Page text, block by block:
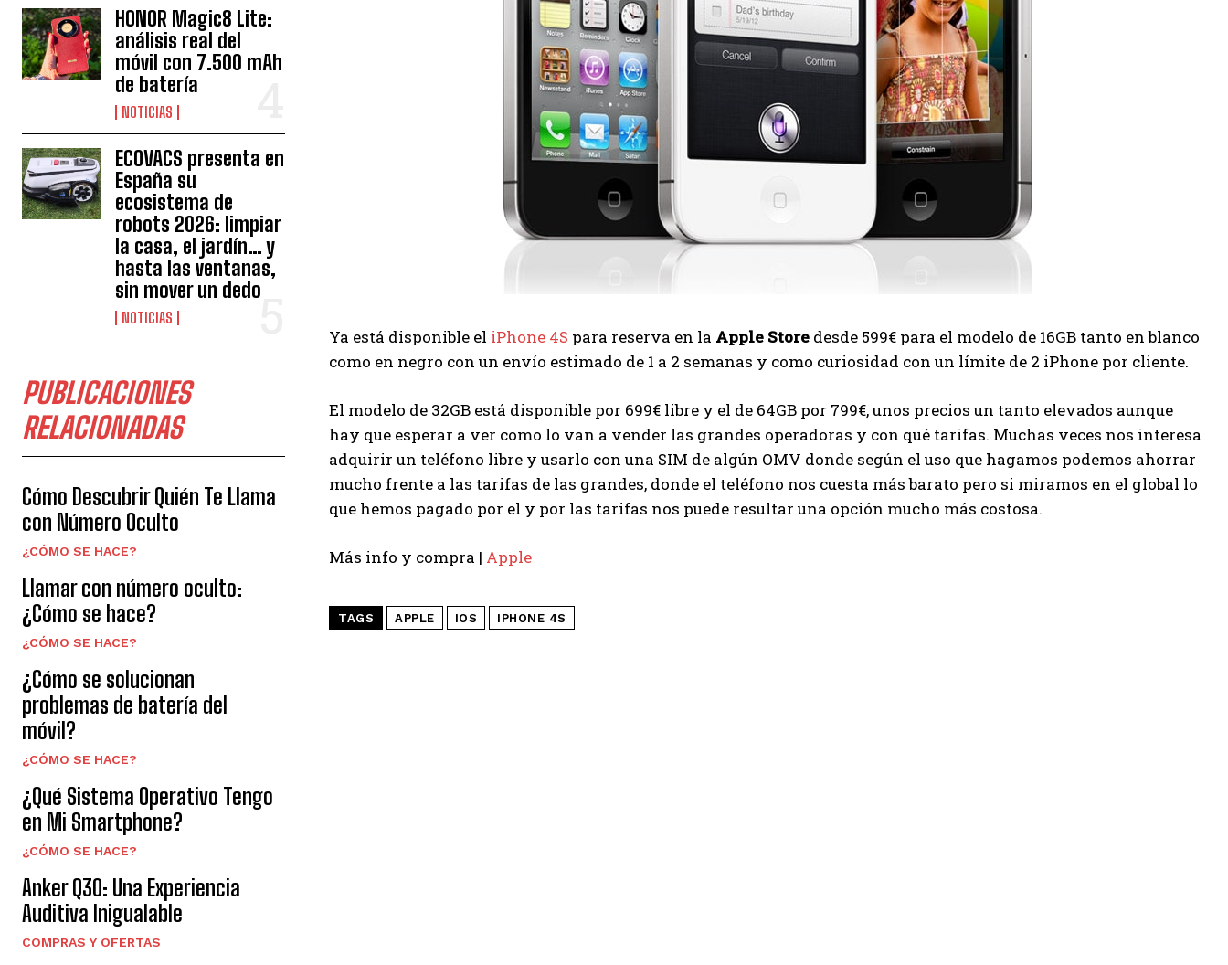
HONOR Magic8 Lite:
análisis real del
móvil con 7.500 mAh
de batería
NOTICIAS
ECOVACS presenta en
España su
ecosistema de
robots 2026: limpiar
la casa, el jardín… y
hasta las ventanas,
sin mover un dedo
NOTICIAS
PUBLICACIONES
RELACIONADAS
Cómo Descubrir Quién Te Llama
con Número Oculto
¿CÓMO SE HACE?
Llamar con número oculto:
¿Cómo se hace?
¿CÓMO SE HACE?
¿Cómo se solucionan
problemas de batería del
móvil?
¿CÓMO SE HACE?
¿Qué Sistema Operativo Tengo
en Mi Smartphone?
¿CÓMO SE HACE?
Anker Q30: Una Experiencia
Auditiva Inigualable
COMPRAS Y OFERTAS
Ya está disponible el iPhone 4S para reserva en la Apple Store desde 599€ para el modelo de 16GB tanto en blanco
como en negro con un envío estimado de 1 a 2 semanas y como curiosidad con un límite de 2 iPhone por cliente.
El modelo de 32GB está disponible por 699€ libre y el de 64GB por 799€, unos precios un tanto elevados aunque
hay que esperar a ver como lo van a vender las grandes operadoras y con qué tarifas. Muchas veces nos interesa
adquirir un teléfono libre y usarlo con una SIM de algún OMV donde según el uso que hagamos podemos ahorrar
mucho frente a las tarifas de las grandes, donde el teléfono nos cuesta más barato pero si miramos en el global lo
que hemos pagado por el y por las tarifas nos puede resultar una opción mucho más costosa.
Más info y compra | Apple
TAGS APPLE IOS IPHONE 4S